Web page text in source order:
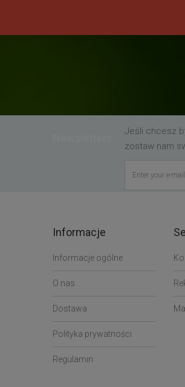
Jeśli chcesz
zostaw nam
Informacje
Informacje ogólne
O nas
Dostawa
Polityka prywatności
Regulamin